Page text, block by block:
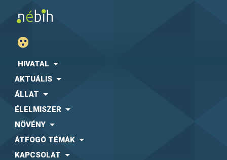
HIVATAL
AKTUÁLIS
ÁLLAT
ÉLELMISZER
NÖVÉNY
ÁTFOGÓ TÉMÁK
KAPCSOLAT